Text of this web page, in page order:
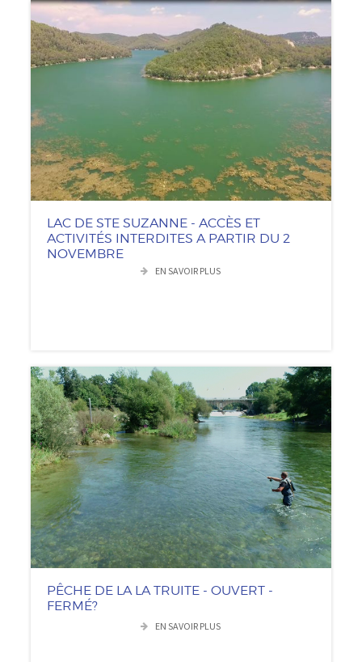
LAC DE STE SUZANNE - ACCÈS ET
ACTIVITÉS INTERDITES A PARTIR DU 2
NOVEMBRE
EN SAVOIR PLUS
PÊCHE DE LA LA TRUITE - OUVERT -
FERMÉ?
EN SAVOIR PLUS